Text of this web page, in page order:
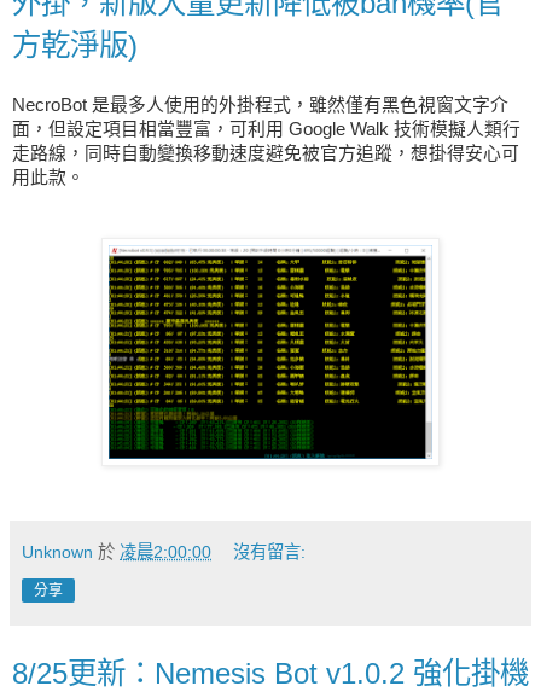
方乾淨版)
NecroBot 是最多人使用的外掛程式，雖然僅有黑色視窗文字介
面，但設定項目相當豐富，可利用 Google Walk 技術模擬人類行
走路線，同時自動變換移動速度避免被官方追蹤，想掛得安心可
用此款。
Unknown 於 凌晨2:00:00 沒有留言:
分享
8/25更新：Nemesis Bot v1.0.2 強化掛機